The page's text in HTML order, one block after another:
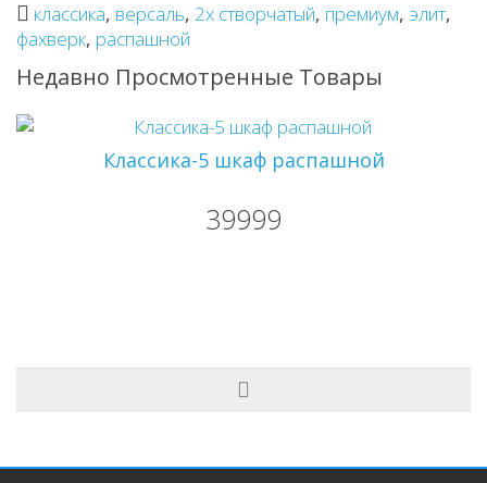
классика, версаль, 2х створчатый, премиум, элит,
фахверк, распашной
Недавно Просмотренные Товары
Классика-5 шкаф распашной
39999